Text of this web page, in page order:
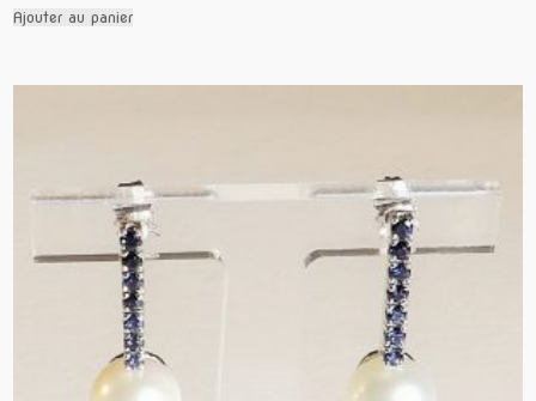
Ajouter au panier